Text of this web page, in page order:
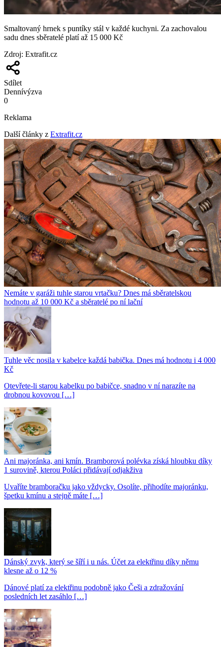
Smaltovaný hrnek s puntíky stál v každé kuchyni. Za zachovalou
sadu dnes sběratelé platí až 15 000 Kč
Zdroj: Extrafit.cz
Sdílet
Dennívýzva
0
Reklama
Další články z Extrafit.cz
Nemáte v garáži tuhle starou vrtačku? Dnes má sběratelskou
hodnotu až 10 000 Kč a sběratelé po ní lační
Tuhle věc nosila v kabelce každá babička. Dnes má hodnotu i 4 000
Kč
Otevřete-li starou kabelku po babičce, snadno v ní narazíte na
drobnou kovovou […]
Ani majoránka, ani kmín. Bramborová polévka získá hloubku díky
1 surovině, kterou Poláci přidávají odjakživa
Uvaříte bramboračku jako vždycky. Osolíte, přihodíte majoránku,
špetku kmínu a stejně máte […]
Dánský zvyk, který se šíří i u nás. Účet za elektřinu díky němu
klesne až o 12 %
Dánové platí za elektřinu podobně jako Češi a zdražování
posledních let zasáhlo […]